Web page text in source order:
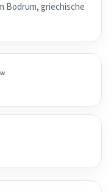
Bodrum, griechische